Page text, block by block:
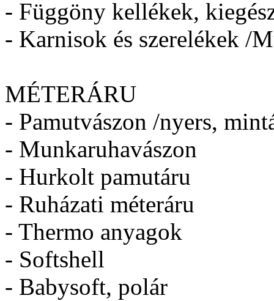
- Függöny kellékek,
- Karnisok és szerelékek /
MÉTERÁRU
- Pamutvászon /nyers,
- Munkaruhavászon
- Hurkolt pamutáru
- Ruházati méteráru
- Thermo anyagok
- Softshell
- Babysoft, polár